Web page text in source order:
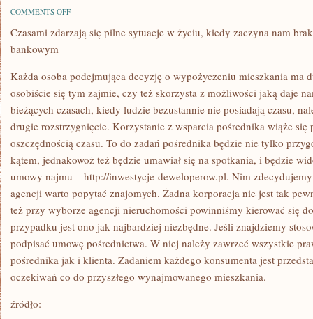
COMMENTS OFFON
SIĘ,
ŻE
JEST
WSZYSTKO.
W
SZEREGU
PRZYPADKÓW
JEDNAK
Czasami zdarzają się pilne sytuacje w życiu, kiedy zaczyna nam
bankowym
Każda osoba podejmująca decyzję o wypożyczeniu mieszkania ma
osobiście się tym zajmie, czy też skorzysta z możliwości jaką daje
bieżących czasach, kiedy ludzie bezustannie nie posiadają czasu,
drugie rozstrzygnięcie. Korzystanie z wsparcia pośrednika wiąże się
oszczędnością czasu. To do zadań pośrednika będzie nie tylko
kątem, jednakowoż też będzie umawiał się na spotkania, i będzie
umowy najmu – http://inwestycje-deweloperow.pl. Nim
agencji warto popytać znajomych. Żadna korporacja nie jest tak
też przy wyborze agencji nieruchomości powinniśmy kierować się
przypadku jest ono jak najbardziej niezbędne. Jeśli znajdziemy
podpisać umowę pośrednictwa. W niej należy zawrzeć wszystkie
pośrednika jak i klienta. Zadaniem każdego konsumenta jest
oczekiwań co do przyszłego wynajmowanego mieszkania.
źródło: